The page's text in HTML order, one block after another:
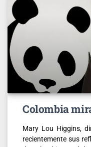
Colombia
Mary Lou Higgins,
recientemente sus